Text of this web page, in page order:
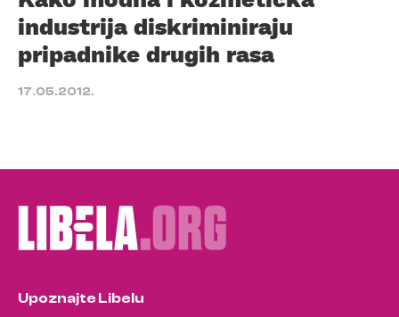
industrija diskriminiraju
pripadnike drugih rasa
17.05.2012.
Upoznajte Libelu